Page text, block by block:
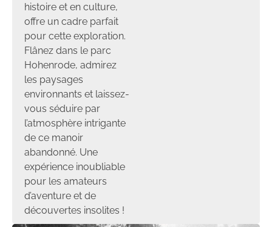
histoire et en culture,
offre un cadre parfait
pour cette exploration.
Flânez dans le parc
Hohenrode, admirez
les paysages
environnants et laissez-
vous séduire par
l’atmosphère intrigante
de ce manoir
abandonné. Une
expérience inoubliable
pour les amateurs
d’aventure et de
découvertes insolites !